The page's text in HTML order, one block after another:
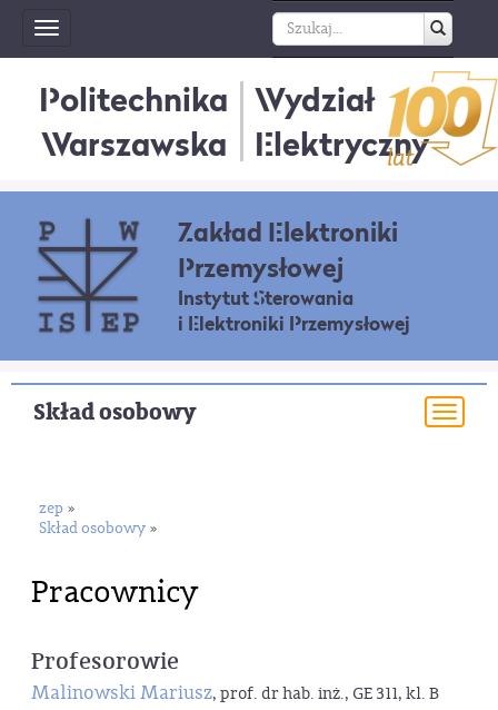
Toggle
navigation
Politechnika
Warszawska
Wydział
Elektryczny
Zakład Elektroniki
Przemysłowej
Instytut Sterowania
i Elektroniki Przemysłowej
Skład osobowy
zep »
Skład osobowy »
Pracownicy
Profesorowie
Malinowski Mariusz, prof. dr hab. inż., GE 311, kl. B